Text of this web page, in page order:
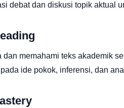
debat dan diskusi topik aktual
dan memahami teks akademik
ide pokok, inferensi, dan